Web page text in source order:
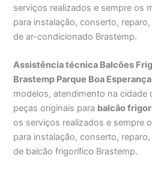
serviços realizados e sempre os
para instalação, conserto,
de ar-condicionado Brastemp.
Assistência técnica Balcões
Brastemp Parque Boa
modelos, atendimento na cidade
peças originais para balcão
os serviços realizados e sempre
para instalação, conserto,
de balcão frigorífico Brastemp.